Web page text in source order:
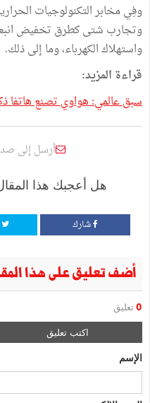
وفِي مخابر التكنولوجيات
وتجارب شتى كطرق تخفيض
واستهلاك الكهرباء، وما إلى ذلك.
قراءة المزيد:
سبق عالمي: هواوي تصنع هاتفا ذكيّا في
أرسل إلى
هل أعجبك هذا
شارك
أضف تعليق على هذا
0 تعليق
اكتب تعليق
الإسم